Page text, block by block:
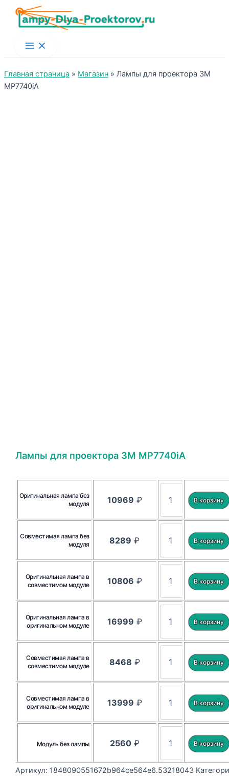
Main
Menu
Главная страница » Магазин » Лампы для проектора 3M
MP7740iA
Лампы для проектора 3M MP7740iA
Оригинальная лампа без
модуля
10969 ₽
Совместимая лампа без
модуля
8289 ₽
Оригинальная лампа в
совместимом модуле
10806 ₽
Оригинальная лампа в
оригинальном модуле
16999 ₽
Совместимая лампа в
совместимом модуле
8468 ₽
Совместимая лампа в
оригинальном модуле
13999 ₽
Модуль без лампы 2560₽
Артикул: 1848090551672b964ce564e6.53218043